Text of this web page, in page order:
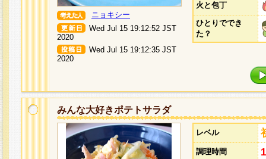
ニョキシー
Wed Jul 15 19:12:52 JST
2020
Wed Jul 15 19:12:35 JST
2020
火と包丁
ひとりででき
た？
みんな大好きポテトサラダ
レベル
調理時間